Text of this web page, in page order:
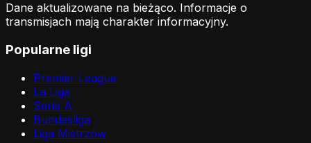
Dane aktualizowane na bieżąco. Informacje o
transmisjach mają charakter informacyjny.
Popularne ligi
Premier League
La Liga
Serie A
Bundesliga
Liga Mistrzów